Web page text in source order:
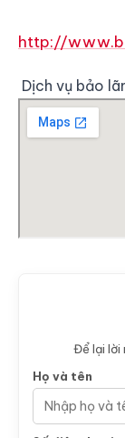
http://
Dịch vụ bảo
Để lại lời
Họ và tên